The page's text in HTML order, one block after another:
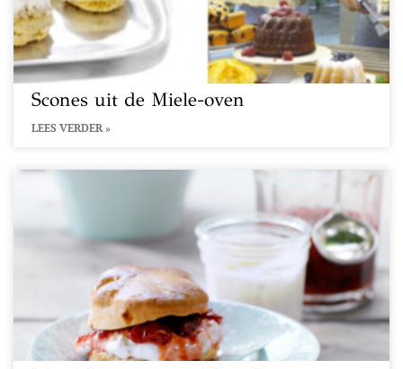
Scones uit de Miele-oven
LEES VERDER »